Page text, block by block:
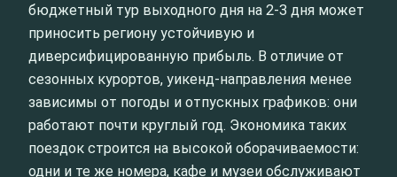
бюджетный тур выходного дня на 2-3 дня может
приносить региону устойчивую и
диверсифицированную прибыль. В отличие от
сезонных курортов, уикенд-направления менее
зависимы от погоды и отпускных графиков: они
работают почти круглый год. Экономика таких
поездок строится на высокой оборачиваемости:
одни и те же номера, кафе и музеи обслуживают